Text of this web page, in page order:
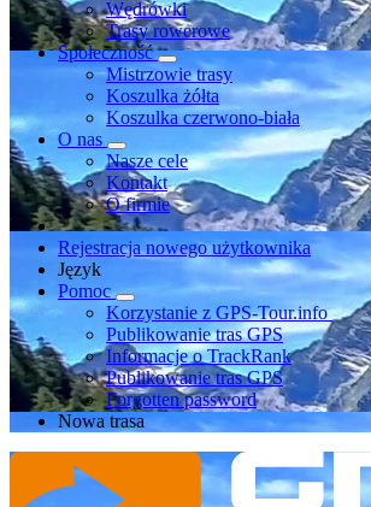
Wędrówki
Trasy rowerowe
Społeczność
Mistrzowie trasy
Koszulka żółta
Koszulka czerwono-biała
O nas
Nasze cele
Kontakt
O firmie
Rejestracja nowego użytkownika
Język
Pomoc
Korzystanie z GPS-Tour.info
Publikowanie tras GPS
Informacje o TrackRank
Publikowanie tras GPS
Forgotten password
Nowa trasa